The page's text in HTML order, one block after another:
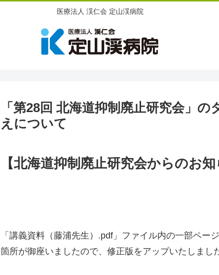
医療法人 渓仁会 定山渓病院
「第28回 北海道抑制廃止研究会」
えについて
【北海道抑制廃止研究会からのお知
「講義資料（藤浦先生）.pdf」ファイル内の一部ペー
箇所が御座いましたので、修正版をアップいたしまし